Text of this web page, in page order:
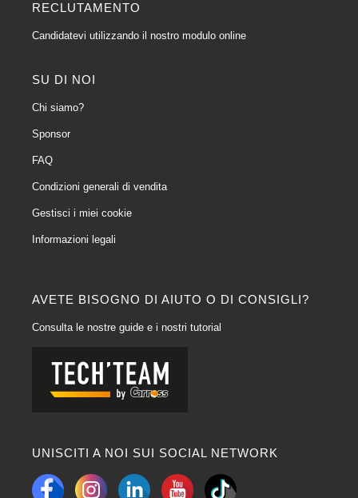
AVETE BISOGNO DI AIUTO O DI CONSIGLI?
Consulta le nostre guide e i nostri tutorial
UNISCITI A NOI SUI SOCIAL NETWORK
RECLUTAMENTO
Candidatevi utilizzando il nostro modulo online
SU DI NOI
Chi siamo?
Sponsor
FAQ
Condizioni generali di vendita
Gestisci i miei cookie
Informazioni legali